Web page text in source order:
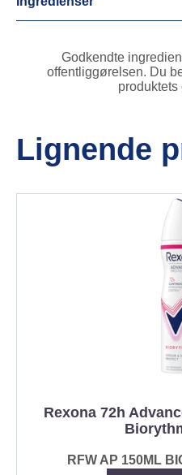
Godkendte
offentliggørelsen. Du
produktets
Lignende
Rexona 72h
RFW AP 150ML